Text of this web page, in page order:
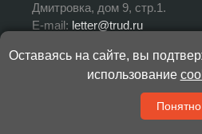
Дмитровка, дом 9, стр.1.
E-mail: letter@trud.ru
УЧРЕДИТЕЛЬ: АНО «Редакция
ИЗДАТЕЛЬ: АНО «Редакция
ГЛАВНЫЙ РЕДАКТОР:
Оставаясь на сайте, вы
использование
Понятно